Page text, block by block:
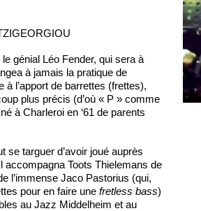
génial Léo Fender, qui sera à
à jamais la pratique de
à l’apport de barrettes (frettes),
plus précis (d’où « P » comme
à Charleroi en ‘61 de parents
se targuer d’avoir joué auprès
Toots Thielemans de
l’immense Jaco Pastorius (qui,
pour en faire une fretless bass)
au Jazz Middelheim et au